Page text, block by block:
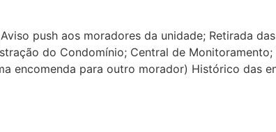
push aos moradores da unidade; Retirada
do Condomínio; Central de
encomenda para outro morador) Histórico das